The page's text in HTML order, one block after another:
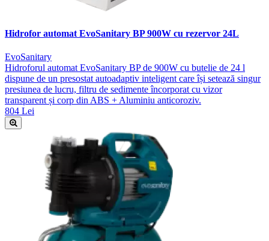
Hidrofor automat EvoSanitary BP 900W cu rezervor 24L
EvoSanitary
Hidroforul automat EvoSanitary BP de 900W cu butelie de 24 l
dispune de un presostat autoadaptiv inteligent care își setează singur
presiunea de lucru, filtru de sedimente încorporat cu vizor
transparent și corp din ABS + Aluminiu anticoroziv.
804 Lei